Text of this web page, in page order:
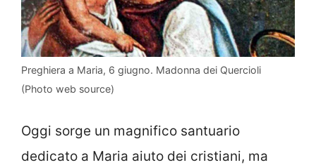
Preghiera a Maria, 6 giugno. Madonna dei Quercioli
(Photo web source)
Oggi sorge un magnifico santuario
dedicato a Maria aiuto dei cristiani, ma